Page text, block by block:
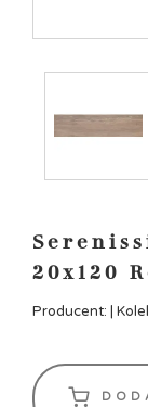
20x120
Producent: |